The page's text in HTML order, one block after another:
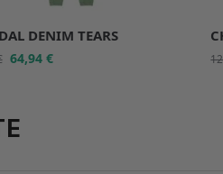
DENIM TEARS
64,94 €